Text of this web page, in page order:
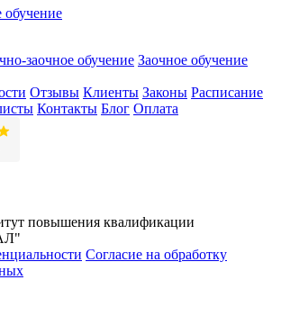
обучение
заочное обучение Заочное обучение
Отзывы Клиенты Законы Расписание
Контакты Блог Оплата
повышения квалификации
Согласие на обработку